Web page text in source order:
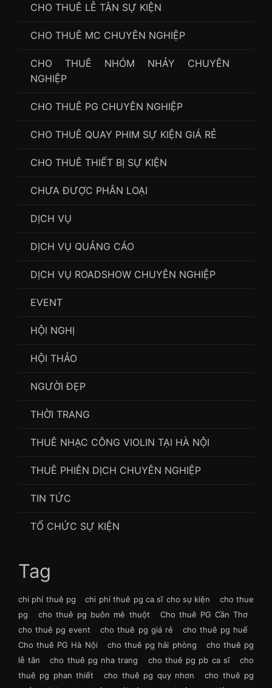
CHO THUÊ LỄ TÂN SỰ KIỆN
CHO THUÊ MC CHUYÊN NGHIỆP
CHO THUÊ NHÓM NHẢY CHUYÊN
NGHIỆP
CHO THUÊ PG CHUYÊN NGHIỆP
CHO THUÊ QUAY PHIM SỰ KIỆN GIÁ RẺ
CHO THUÊ THIẾT BỊ SỰ KIỆN
CHƯA ĐƯỢC PHÂN LOẠI
DỊCH VỤ
DỊCH VỤ QUẢNG CÁO
DỊCH VỤ ROADSHOW CHUYÊN NGHIỆP
EVENT
HỘI NGHỊ
HỘI THẢO
NGƯỜI ĐẸP
THỜI TRANG
THUÊ NHẠC CÔNG VIOLIN TẠI HÀ NỘI
THUÊ PHIÊN DỊCH CHUYÊN NGHIỆP
TIN TỨC
TỔ CHỨC SỰ KIỆN
Tag
chi phí thuê pg chi phí thuê pg ca sĩ cho sự kiện
cho thue
pg
cho thuê pg buôn mê thuột
Cho thuê PG Cần Thơ
cho thuê pg event
cho thuê pg giá rẻ
cho thuê pg huế
Cho thuê PG Hà Nội
cho thuê pg hải phòng
cho thuê pg
lễ tân
cho thuê pg nha trang cho thuê pg pb ca sĩ
cho
thuê pg phan thiết
cho thuê pg quy nhơn
cho thuê pg